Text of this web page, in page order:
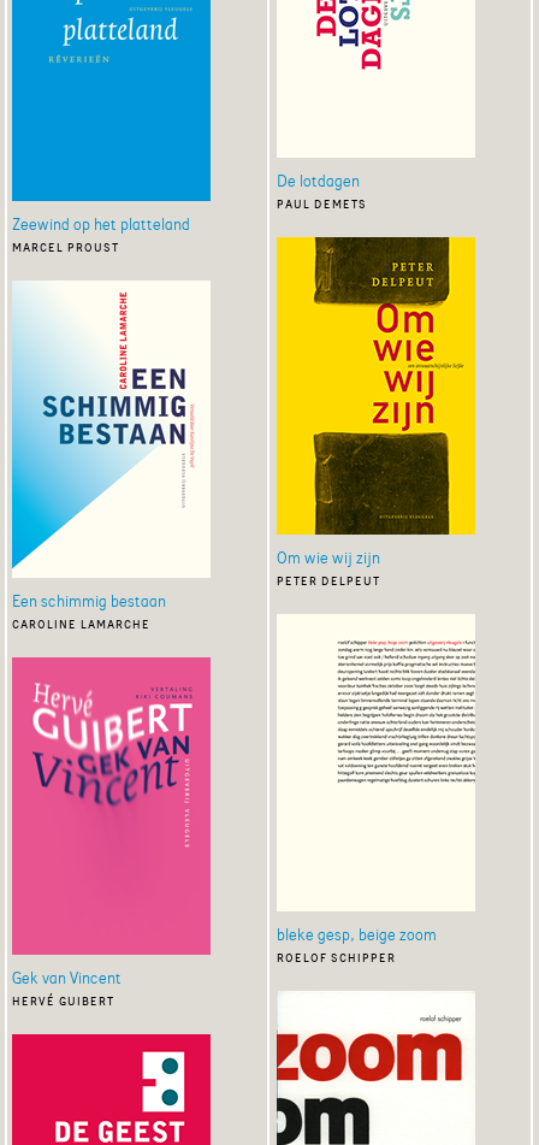
Zeewind op het platteland
marcel proust
Een schimmig bestaan
caroline lamarche
Gek van Vincent
hervé guibert
De lotdagen
paul demets
Om wie wij zijn
peter delpeut
bleke gesp, beige zoom
roelof schipper